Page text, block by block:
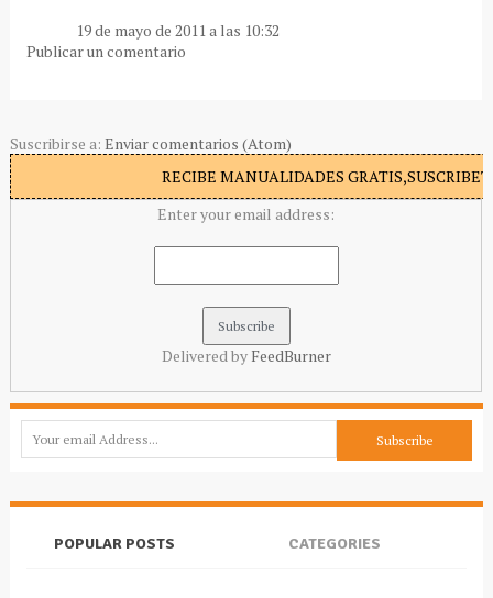
19 de mayo de 2011 a las 10:32
Publicar un comentario
Suscribirse a: Enviar comentarios (Atom)
RECIBE MANUALIDADES
Enter your email address:
Delivered by FeedBurner
POPULAR POSTS CATEGORIES